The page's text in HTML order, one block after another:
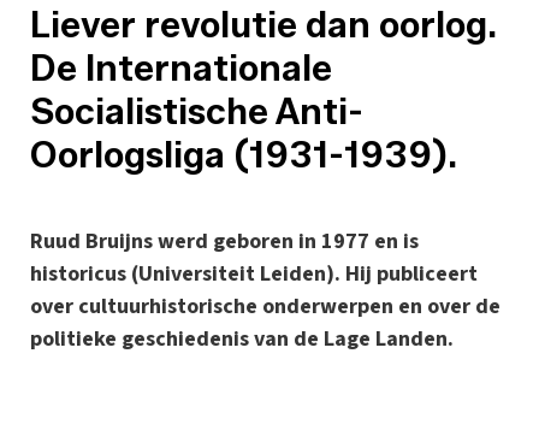
Liever revolutie dan oorlog.
De Internationale
Socialistische Anti-
Oorlogsliga (1931-1939).
Ruud Bruijns werd geboren in 1977 en is
historicus (Universiteit Leiden). Hij publiceert
over cultuurhistorische onderwerpen en over de
politieke geschiedenis van de Lage Landen.